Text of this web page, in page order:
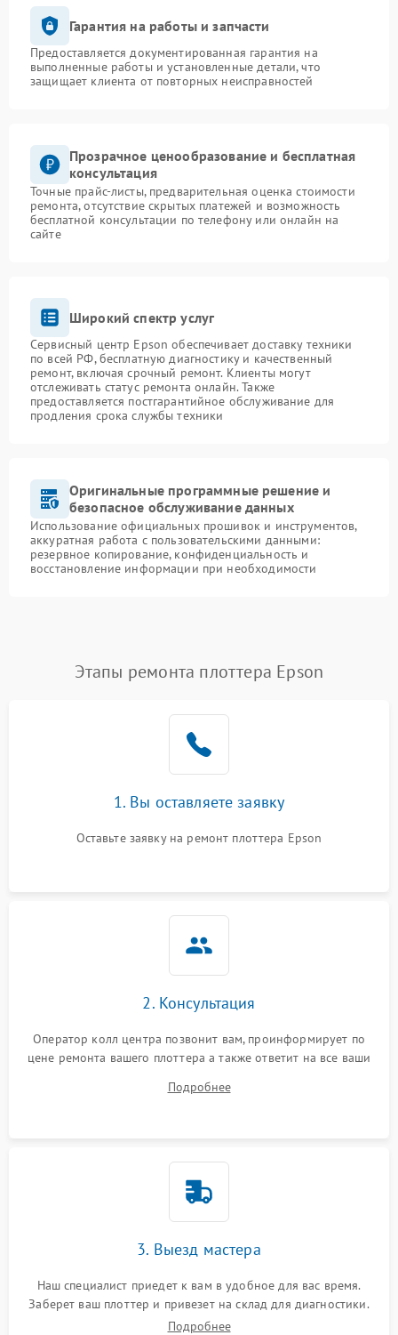
Гарантия на работы и запчасти
Предоставляется документированная гарантия на
выполненные работы и установленные детали, что
защищает клиента от повторных неисправностей
Прозрачное ценообразование и бесплатная
консультация
Точные прайс-листы, предварительная оценка стоимости
ремонта, отсутствие скрытых платежей и возможность
бесплатной консультации по телефону или онлайн на
сайте
Широкий спектр услуг
Сервисный центр Epson обеспечивает доставку техники
по всей РФ, бесплатную диагностику и качественный
ремонт, включая срочный ремонт. Клиенты могут
отслеживать статус ремонта онлайн. Также
предоставляется постгарантийное обслуживание для
продления срока службы техники
Оригинальные программные решение и
безопасное обслуживание данных
Использование официальных прошивок и инструментов,
аккуратная работа с пользовательскими данными:
резервное копирование, конфиденциальность и
восстановление информации при необходимости
Этапы ремонта плоттера Epson
1. Вы оставляете заявку
Оставьте заявку на ремонт плоттера Epson
2. Консультация
Оператор колл центра позвонит вам, проинформирует по
цене ремонта вашего плоттера а также ответит на все ваши
Подробнее
3. Выезд мастера
Наш специалист приедет к вам в удобное для вас время.
Заберет ваш плоттер и привезет на склад для диагностики.
Подробнее